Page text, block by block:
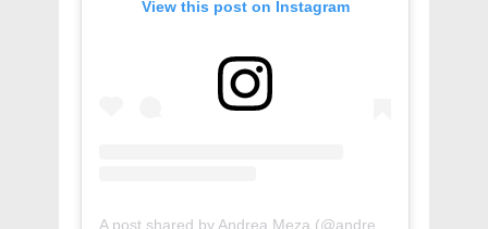
View this post on Instagram